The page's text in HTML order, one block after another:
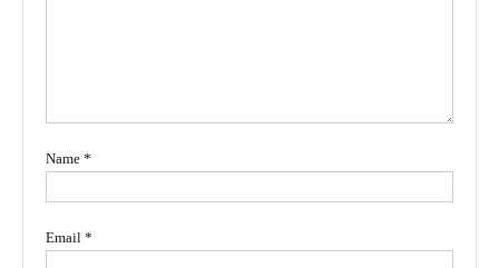
Name *
Email *